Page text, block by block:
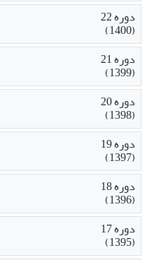
دوره 22
(1400)
دوره 21
(1399)
دوره 20
(1398)
دوره 19
(1397)
دوره 18
(1396)
دوره 17
(1395)